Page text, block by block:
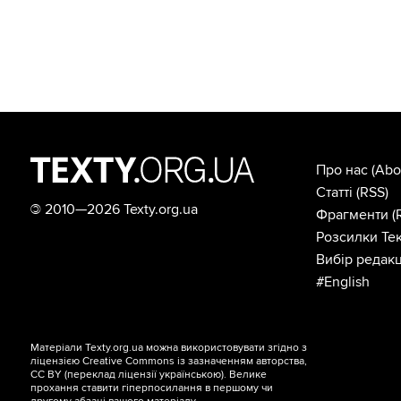
© 2010—2026 Texty.org.ua
Про нас
Статті (RSS)
Фрагменти
Розсилки
Вибір
#English
Матеріали Texty.org.ua можна використовувати згідно з
ліцензієюCreative Commons із зазначенням авторства,
CC BY (переклад ліцензіїукраїнською). Велике
прохання ставити гіперпосилання в першому чи